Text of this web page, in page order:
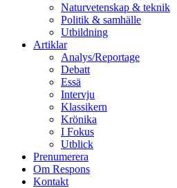
Naturvetenskap & teknik
Politik & samhälle
Utbildning
Artiklar
Analys/Reportage
Debatt
Essä
Intervju
Klassikern
Krönika
I Fokus
Utblick
Prenumerera
Om Respons
Kontakt